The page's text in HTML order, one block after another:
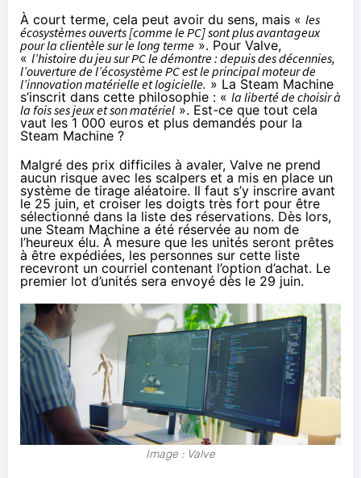
À court terme, cela peut avoir du sens, mais « les
écosystèmes ouverts [comme le PC] sont plus avantageux
pour la clientèle sur le long terme ». Pour Valve,
« l’histoire du jeu sur PC le démontre : depuis des décennies,
l’ouverture de l’écosystème PC est le principal moteur de
l’innovation matérielle et logicielle. » La Steam Machine
s’inscrit dans cette philosophie : « la liberté de choisir à
la fois ses jeux et son matériel ». Est-ce que tout cela
vaut les 1 000 euros et plus demandés pour la
Steam Machine ?
Malgré des prix difficiles à avaler, Valve ne prend
aucun risque avec les scalpers et a mis en place un
système de tirage aléatoire. Il faut s’y inscrire avant
le 25 juin, et croiser les doigts très fort pour être
sélectionné dans la liste des réservations. Dès lors,
une Steam Machine a été réservée au nom de
l’heureux élu. À mesure que les unités seront prêtes
à être expédiées, les personnes sur cette liste
recevront un courriel contenant l’option d’achat. Le
premier lot d’unités sera envoyé dès le 29 juin.
Image : Valve